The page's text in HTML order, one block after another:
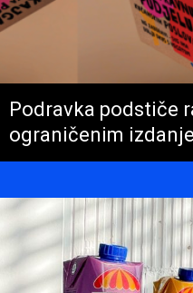
Podravka podstiče
ograničenim